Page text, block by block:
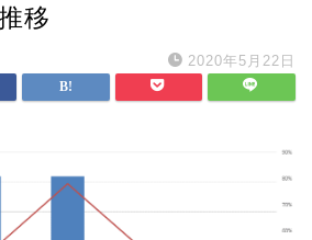
移
2020年5月22日